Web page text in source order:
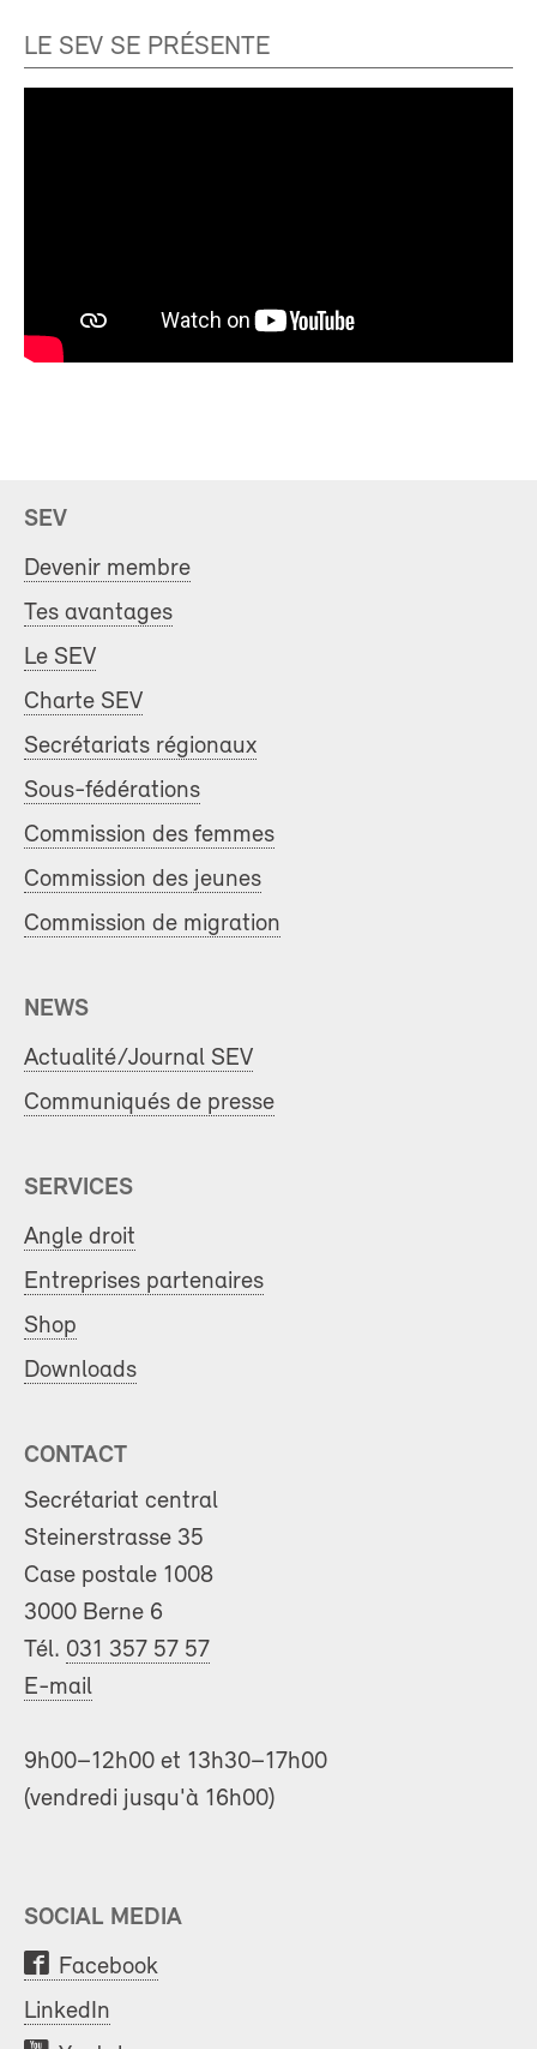
LE SEV SE PRÉSENTE
SEV
Devenir membre
Tes avantages
Le SEV
Charte SEV
Secrétariats régionaux
Sous-fédérations
Commission des femmes
Commission des jeunes
Commission de migration
NEWS
Actualité/Journal SEV
Communiqués de presse
SERVICES
Angle droit
Entreprises partenaires
Shop
Downloads
CONTACT
Secrétariat central
Steinerstrasse 35
Case postale 1008
3000 Berne 6
Tél. 031 357 57 57
E-mail
9h00–12h00 et 13h30–17h00
(vendredi jusqu'à 16h00)
SOCIAL MEDIA
Facebook
LinkedIn